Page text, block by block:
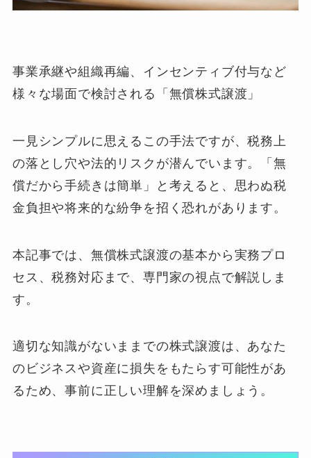
事業承継や組織再編、インセンティブ付与など
様々な場面で検討される「無償株式譲渡」
一見シンプルに思えるこの手法ですが、税務上
の落とし穴や法的リスクが潜んでいます。「無
償だから手続きは簡単」と考えると、思わぬ税
金負担や将来的な紛争を招く恐れがあります。
本記事では、無償株式譲渡の基本から実務プロ
セス、税務対応まで、専門家の視点で解説しま
す。
適切な知識がないままでの株式譲渡は、あなた
のビジネスや資産に損失をもたらす可能性があ
るため、事前に正しい理解を深めましょう。